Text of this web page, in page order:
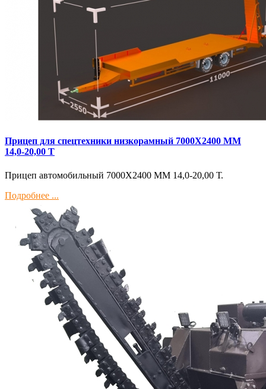
Прицеп для спецтехники низкорамный 7000Х2400 ММ
14,0-20,00 Т
Прицеп автомобильный 7000Х2400 ММ 14,0-20,00 Т.
Подробнее ...